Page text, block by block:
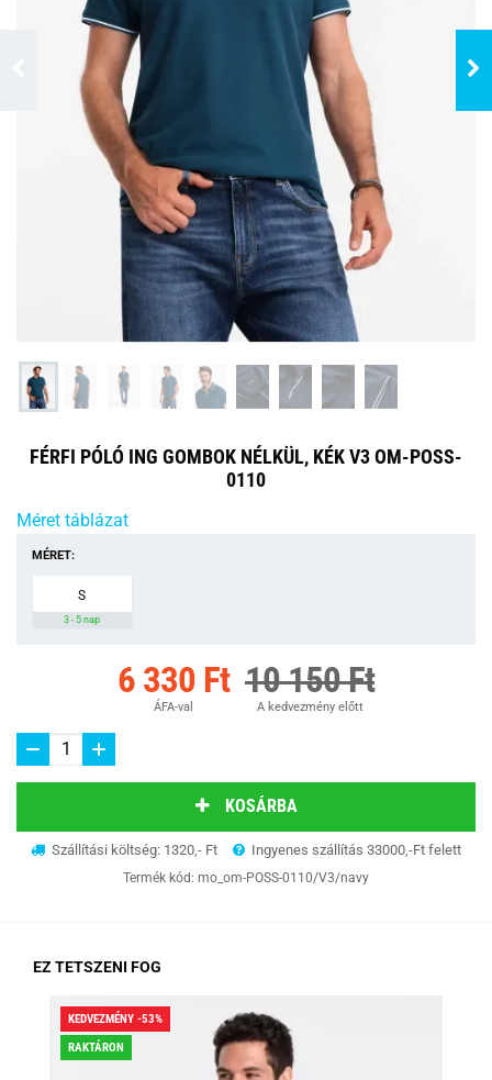
FÉRFI PÓLÓ ING GOMBOK NÉLKÜL, KÉK V3 OM-POSS-
0110
Méret táblázat
MÉRET:
S
3 - 5 nap
6 330 Ft
ÁFA-val
10 150 Ft
A kedvezmény előtt
KOSÁRBA
Szállítási költség: 1320,- Ft Ingyenes szállítás 33000,-Ft felett
Termék kód: mo_om-POSS-0110/V3/navy
EZ TETSZENI FOG
KEDVEZMÉNY -53%
RAKTÁRON